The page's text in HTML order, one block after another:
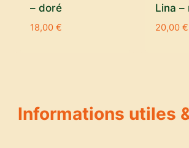
– doré
18,00 €
Lina –
20,00 €
Informations utiles